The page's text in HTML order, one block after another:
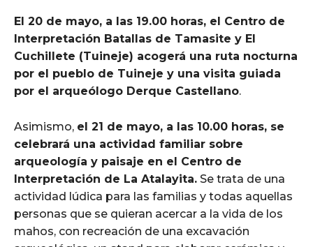
El 20 de mayo, a las 19.00 horas, el Centro de
Interpretación Batallas de Tamasite y El
Cuchillete (Tuineje) acogerá una ruta nocturna
por el pueblo de Tuineje y una visita guiada
por el arqueólogo Derque Castellano.
Asimismo, el 21 de mayo, a las 10.00 horas, se
celebrará una actividad familiar sobre
arqueología y paisaje en el Centro de
Interpretación de La Atalayita. Se trata de una
actividad lúdica para las familias y todas aquellas
personas que se quieran acercar a la vida de los
mahos, con recreación de una excavación